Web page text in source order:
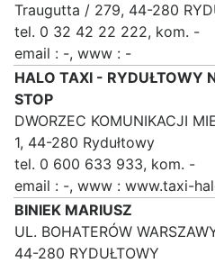
Traugutta / 279, 44-280
tel. 0 32 42 22 222, kom. -
email : -, www : -
HALO TAXI - RYDUŁTOWY
STOP
DWORZEC KOMUNIKACJI
1, 44-280 Rydułtowy
tel. 0 600 633 933, kom. -
email : -, www : www.taxi-
BINIEK MARIUSZ
UL. BOHATERÓW
44-280 RYDUŁTOWY